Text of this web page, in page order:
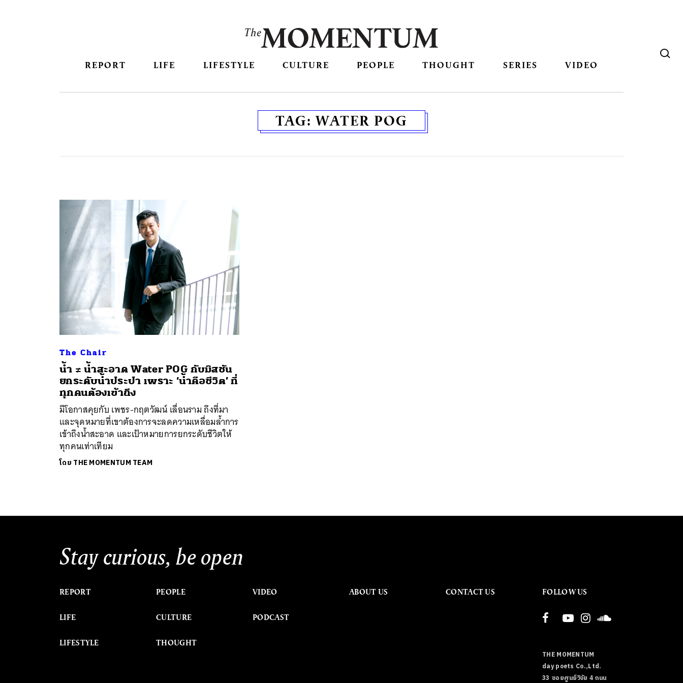
REPORT LIFE LIFESTYLE CULTURE PEOPLE THOUGHT SERIES VIDEO
TAG:WATER POG
The Chair
น้ำ ≠ น้ำสะอาด Water POG กับมิสชัน
ยกระดับน้ำประปา เพราะ ‘น้ำคือชีวิต’ ที่
ทุกคนต้องเข้าถึง
มีโอกาสคุยกับ เพชร-กฤตวัฒน์ เลื่อนราม ถึงที่มา
และจุดหมายที่เขาต้องการจะลดความเหลื่อมล้ำการ
เข้าถึงน้ำสะอาด และเป้าหมายการยกระดับชีวิตให้
ทุกคนเท่าเทียม
โดย THE MOMENTUM TEAM
Stay curious, be open
REPORT
LIFE
LIFESTYLE
PEOPLE
CULTURE
THOUGHT
VIDEO
PODCAST
ABOUT US CONTACT US FOLLOW US
THE MOMENTUM
day poets Co.,Ltd.
33 ซอยศูนย์วิจัย 4 ถนน
ค้นหา